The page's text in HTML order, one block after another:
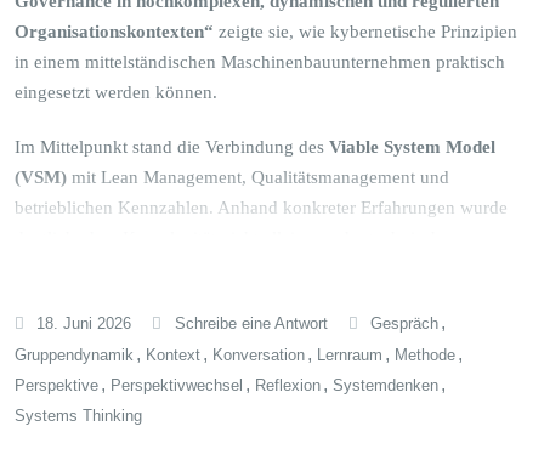
Organisationskontexten“ zeigte sie, wie kybernetische Prinzipien
in einem mittelständischen Maschinenbauunternehmen praktisch
eingesetzt werden können.
Im Mittelpunkt stand die Verbindung des Viable System Model
(VSM) mit Lean Management, Qualitätsmanagement und
betrieblichen Kennzahlen. Anhand konkreter Erfahrungen wurde
Projektumfang und unterschiedliche fachliche Perspektiven wirken
zusammen.
Das Unternehmen nutzt das VSM als organisatorischen
18. Juni 2026 Schreibe eine Antwort Gespräch ,
Gruppendynamik , Kontext , Konversation , Lernraum , Methode ,
Perspektive , Perspektivwechsel , Reflexion , Systemdenken ,
Systems Thinking